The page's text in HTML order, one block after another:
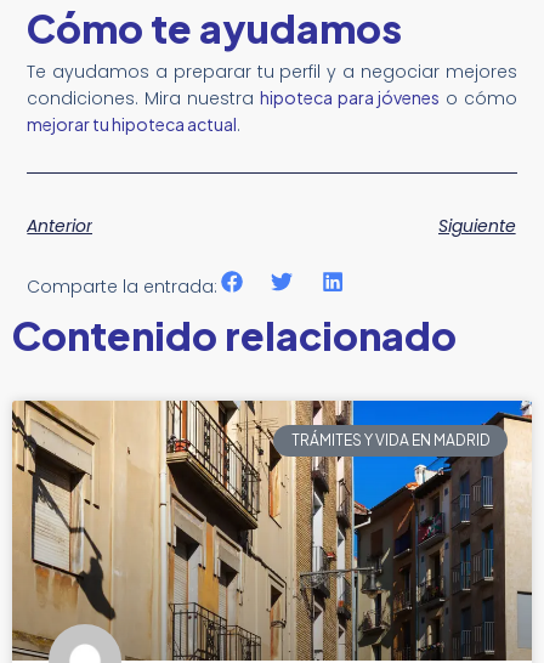
Cómo te ayudamos
Te ayudamos a preparar tu perfil y a negociar mejores
condiciones. Mira nuestrahipoteca para jóvenes o cómo
mejorar tu hipoteca actual.
Anterior Siguiente
Comparte la entrada:
Contenido relacionado
TRÁMITES Y VIDA EN MADRID